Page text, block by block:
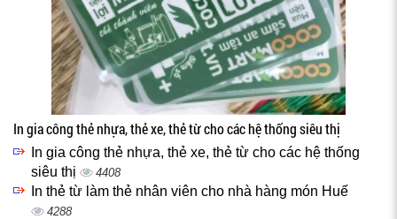
In gia công thẻ nhựa, thẻ xe, thẻ từ cho các hệ thống siêu thị
In gia công thẻ nhựa, thẻ xe, thẻ từ cho các hệ thống
siêu thị
4408
In thẻ từ làm thẻ nhân viên cho nhà hàng món Huế
4288